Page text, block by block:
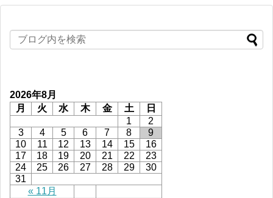
2026年8月
月
火 水 木 金 土 日
« 11月
1
2
3
4 5 6 7 8
9
10
11 12 13 14 15
16
17
18 19 20 21 22
23
24
25 26 27 28 29
30
31